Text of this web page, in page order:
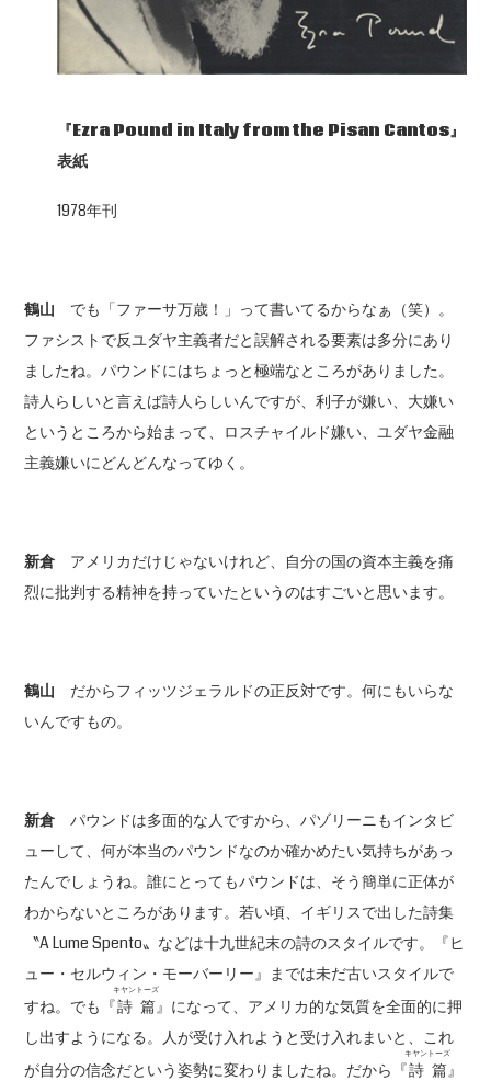
『Ezra Pound in Italy from the Pisan Cantos』
表紙
1978年刊
鶴山 でも「ファーサ万歳！」って書いてるからなぁ（笑）。
ファシストで反ユダヤ主義者だと誤解される要素は多分にあり
ましたね。パウンドにはちょっと極端なところがありました。
詩人らしいと言えば詩人らしいんですが、利子が嫌い、大嫌い
というところから始まって、ロスチャイルド嫌い、ユダヤ金融
主義嫌いにどんどんなってゆく。
新倉 アメリカだけじゃないけれど、自分の国の資本主義を痛
烈に批判する精神を持っていたというのはすごいと思います。
鶴山 だからフィッツジェラルドの正反対です。何にもいらな
いんですもの。
新倉 パウンドは多面的な人ですから、パゾリーニもインタビ
ューして、何が本当のパウンドなのか確かめたい気持ちがあっ
たんでしょうね。誰にとってもパウンドは、そう簡単に正体が
わからないところがあります。若い頃、イギリスで出した詩集
〝A Lume Spento〟などは十九世紀末の詩のスタイルです。『ヒ
ュー・セルウィン・モーバーリー』までは未だ古いスタイルで
すね。でも『詩篇
キヤントーズ
』になって、アメリカ的な気質を全面的に押
し出すようになる。人が受け入れようと受け入れまいと、これ
が自分の信念だという姿勢に変わりましたね。だから『詩篇
キヤントーズ
』